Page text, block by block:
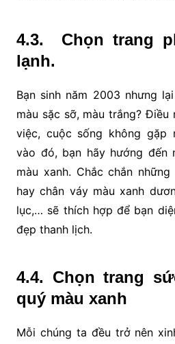
4.3. Chọn trang
lạnh.
Bạn sinh năm 2003 nhưng
màu sặc sỡ, màu trắng?
việc, cuộc sống không gặp
vào đó, bạn hãy hướng đến
màu xanh. Chắc chắn
hay chân váy màu xanh
lục,… sẽ thích hợp để bạn
đẹp thanh lịch.
4.4. Chọn trang
quý màu xanh
Mỗi chúng ta đều trở nên